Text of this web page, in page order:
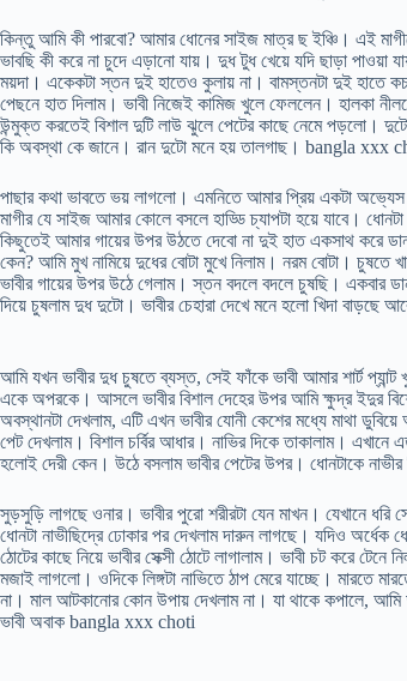
কিন্তু আমি কী পারবো? আমার ধোনের সাইজ মাত্র ছ ইঞ্চি। এই
ভাবছি কী করে না চুদে এড়ানো যায়। দুধ টুধ খেয়ে যদি ছাড়া পাওয়া
ময়দা। একেকটা স্তন দুই হাতেও কুলায় না। বামস্তনটা দুই হাতে
পেছনে হাত দিলাম। ভাবী নিজেই কামিজ খুলে ফেললেন। হালকা
উন্মুক্ত করতেই বিশাল দুটি লাউ ঝুলে পেটের কাছে নেমে পড়লো।
কি অবস্থা কে জানে। রান দুটো মনে হয় তালগাছ। bangla xxx
পাছার কথা ভাবতে ভয় লাগলো। এমনিতে আমার প্রিয় একটা
মাগীর যে সাইজ আমার কোলে বসলে হাড্ডি চ্যাপটা হয়ে যাবে।
কিছুতেই আমার গায়ের উপর উঠতে দেবো না দুই হাত একসাথ করে
কেন? আমি মুখ নামিয়ে দুধের বোটা মুখে নিলাম। নরম বোটা।
ভাবীর গায়ের উপর উঠে গেলাম। স্তন বদলে বদলে চুষছি। একবার
দিয়ে চুষলাম দুধ দুটো। ভাবীর চেহারা দেখে মনে হলো খিদা
আমি যখন ভাবীর দুধ চুষতে ব্যস্ত, সেই ফাঁকে ভাবী আমার শার্ট
একে অপরকে। আসলে ভাবীর বিশাল দেহের উপর আমি ক্ষুদ্র ইদুর
অবস্থানটা দেখলাম, এটি এখন ভাবীর যোনী কেশের মধ্যে মাথা
পেট দেখলাম। বিশাল চর্বির আধার। নাভির দিকে তাকালাম।
হলোই দেরী কেন। উঠে বসলাম ভাবীর পেটের উপর। ধোনটাকে
সুড়সুড়ি লাগছে ওনার। ভাবীর পুরো শরীরটা যেন মাখন। যেখানে
ধোনটা নাভীছিদ্রে ঢোকার পর দেখলাম দারুন লাগছে। যদিও অর্ধেক
ঠোটের কাছে নিয়ে ভাবীর সেক্সী ঠোটে লাগালাম। ভাবী চট করে
মজাই লাগলো। ওদিকে লিঙ্গটা নাভিতে ঠাপ মেরে যাচ্ছে। মারতে
না। মাল আটকানোর কোন উপায় দেখলাম না। যা থাকে কপালে, আমি
ভাবী অবাক bangla xxx choti